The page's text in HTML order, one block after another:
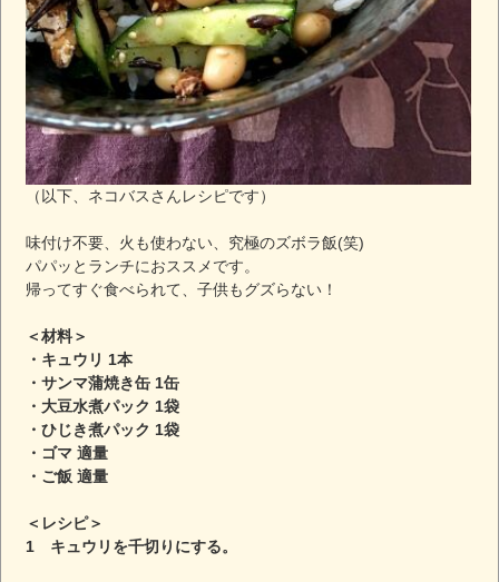
（以下、ネコバスさんレシピです）
味付け不要、火も使わない、究極のズボラ飯(笑)
パパッとランチにおススメです。
帰ってすぐ食べられて、子供もグズらない！
＜材料＞
・キュウリ 1本
・サンマ蒲焼き缶 1缶
・大豆水煮パック 1袋
・ひじき煮パック 1袋
・ゴマ 適量
・ご飯 適量
＜レシピ＞
1 キュウリを千切りにする。